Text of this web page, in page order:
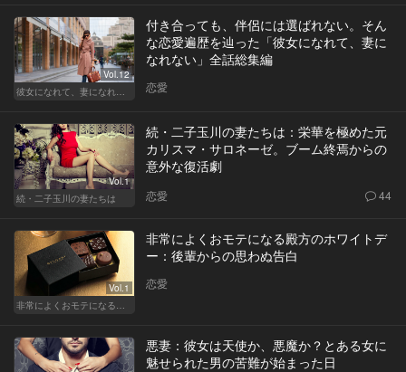
Vol.12
付き合っても、伴侶には選ばれない。そん
な恋愛遍歴を辿った「彼女になれて、妻に
なれない」全話総集編
恋愛
Vol.1
続・二子玉川の妻たちは
続・二子玉川の妻たちは：栄華を極めた元
カリスマ・サロネーゼ。ブーム終焉からの
意外な復活劇
恋愛 44
Vol.1
非常によくおモテになる殿方のホワイトデ
ー：後輩からの思わぬ告白
恋愛
悪妻：彼女は天使か、悪魔か？とある女に
魅せられた男の苦難が始まった日